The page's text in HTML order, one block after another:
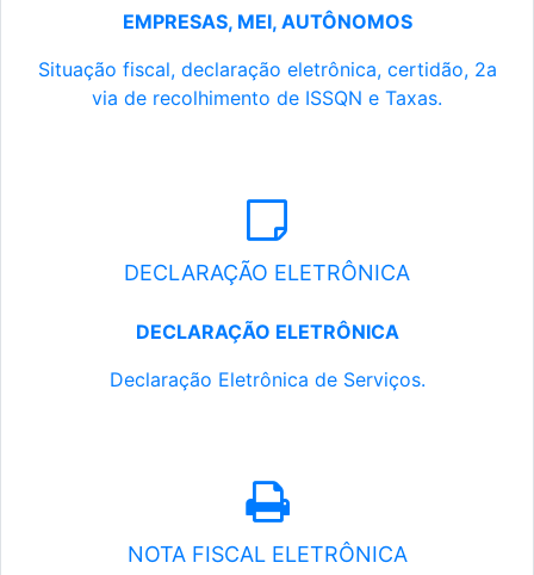
EMPRESAS, MEI, AUTÔNOMOS
Situação fiscal, declaração eletrônica, certidão, 2a
via de recolhimento de ISSQN e Taxas.
DECLARAÇÃO ELETRÔNICA
DECLARAÇÃO ELETRÔNICA
Declaração Eletrônica de Serviços.
NOTA FISCAL ELETRÔNICA